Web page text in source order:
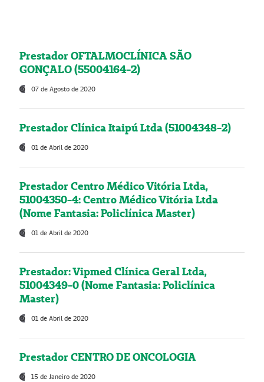
Prestador OFTALMOCLÍNICA SÃO
GONÇALO (55004164-2)
07 de Agosto de 2020
Prestador Clínica Itaipú Ltda (51004348-2)
01 de Abril de 2020
Prestador Centro Médico Vitória Ltda,
51004350-4: Centro Médico Vitória Ltda
(Nome Fantasia: Policlínica Master)
01 de Abril de 2020
Prestador: Vipmed Clínica Geral Ltda,
51004349-0 (Nome Fantasia: Policlínica
Master)
01 de Abril de 2020
Prestador CENTRO DE ONCOLOGIA
15 de Janeiro de 2020